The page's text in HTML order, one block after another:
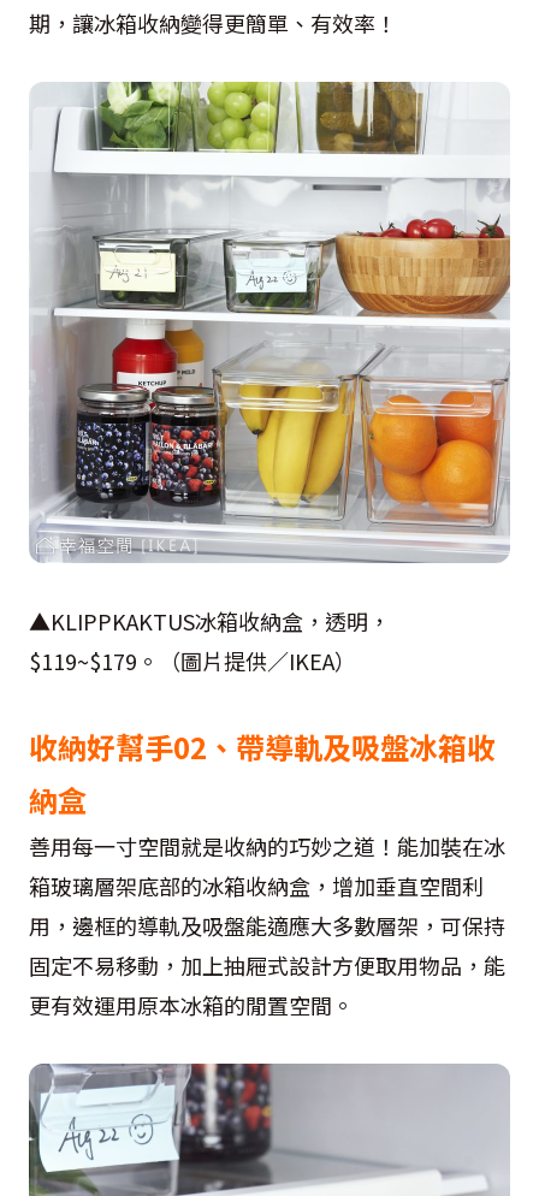
期，讓冰箱收納變得更簡單、有效率！
▲KLIPPKAKTUS冰箱收納盒，透明，
$119~$179。（圖片提供／IKEA）
收納好幫手02、帶導軌及吸盤冰箱收
納盒
善用每一寸空間就是收納的巧妙之道！能加裝在冰
箱玻璃層架底部的冰箱收納盒，增加垂直空間利
用，邊框的導軌及吸盤能適應大多數層架，可保持
固定不易移動，加上抽屜式設計方便取用物品，能
更有效運用原本冰箱的閒置空間。